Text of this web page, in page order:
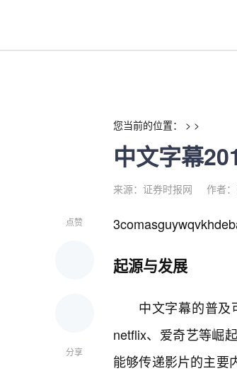
您当前的位置： > >
中文字幕
来源：证券时报网 作者
点赞
分享
起源与发展
中文字幕的普
netflix、爱奇艺等崛
能够传递影片的主要